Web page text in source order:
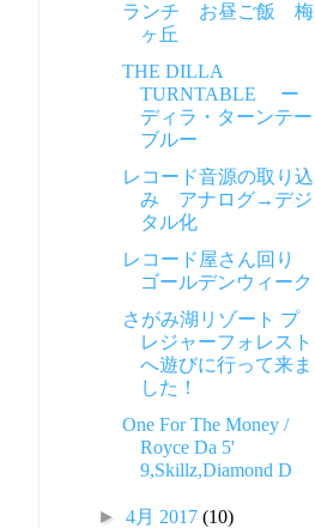
ランチ お昼ご飯 梅
ヶ丘
THE DILLA
TURNTABLE ー
ディラ・ターンテー
ブルー
レコード音源の取り込
み アナログ→デジ
タル化
レコード屋さん回り
ゴールデンウィーク
さがみ湖リゾート プ
レジャーフォレスト
へ遊びに行って来ま
した！
One For The Money /
Royce Da 5'
9,Skillz,Diamond D
►4月 2017(10)